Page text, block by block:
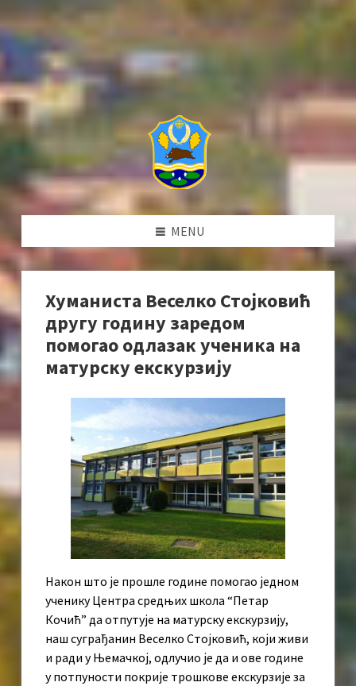
MENU
Хуманиста Веселко Стојковић
другу годину заредом
помогао одлазак ученика на
матурску екскурзију
Након што је прошле године помогао једном
ученику Центра средњих школа “Петар
Кочић” да отпутује на матурску екскурзију,
наш суграђанин Веселко Стојковић, који живи
и ради у Њемачкој, одлучио је да и ове године
у потпуности покрије трошкове екскурзије за